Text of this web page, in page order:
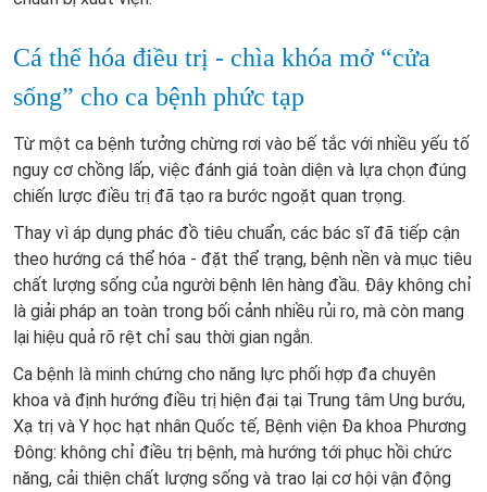
Cá thể hóa điều trị - chìa khóa mở “cửa
sống” cho ca bệnh phức tạp
Từ một ca bệnh tưởng chừng rơi vào bế tắc với nhiều yếu tố
nguy cơ chồng lấp, việc đánh giá toàn diện và lựa chọn đúng
chiến lược điều trị đã tạo ra bước ngoặt quan trọng.
Thay vì áp dụng phác đồ tiêu chuẩn, các bác sĩ đã tiếp cận
theo hướng cá thể hóa - đặt thể trạng, bệnh nền và mục tiêu
chất lượng sống của người bệnh lên hàng đầu. Đây không chỉ
là giải pháp an toàn trong bối cảnh nhiều rủi ro, mà còn mang
lại hiệu quả rõ rệt chỉ sau thời gian ngắn.
Ca bệnh là minh chứng cho năng lực phối hợp đa chuyên
khoa và định hướng điều trị hiện đại tại Trung tâm Ung bướu,
Xạ trị và Y học hạt nhân Quốc tế, Bệnh viện Đa khoa Phương
Đông: không chỉ điều trị bệnh, mà hướng tới phục hồi chức
năng, cải thiện chất lượng sống và trao lại cơ hội vận động